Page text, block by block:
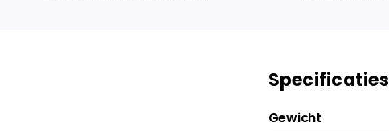
Specificaties
Gewicht